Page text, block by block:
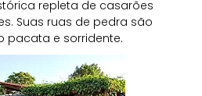
repleta de casarões
Suas ruas de pedra são
pacata e sorridente.